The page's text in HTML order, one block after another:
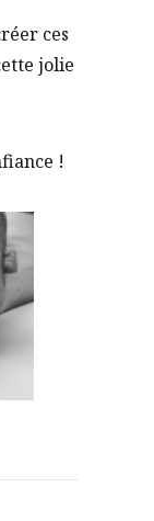
ces
jolie
!